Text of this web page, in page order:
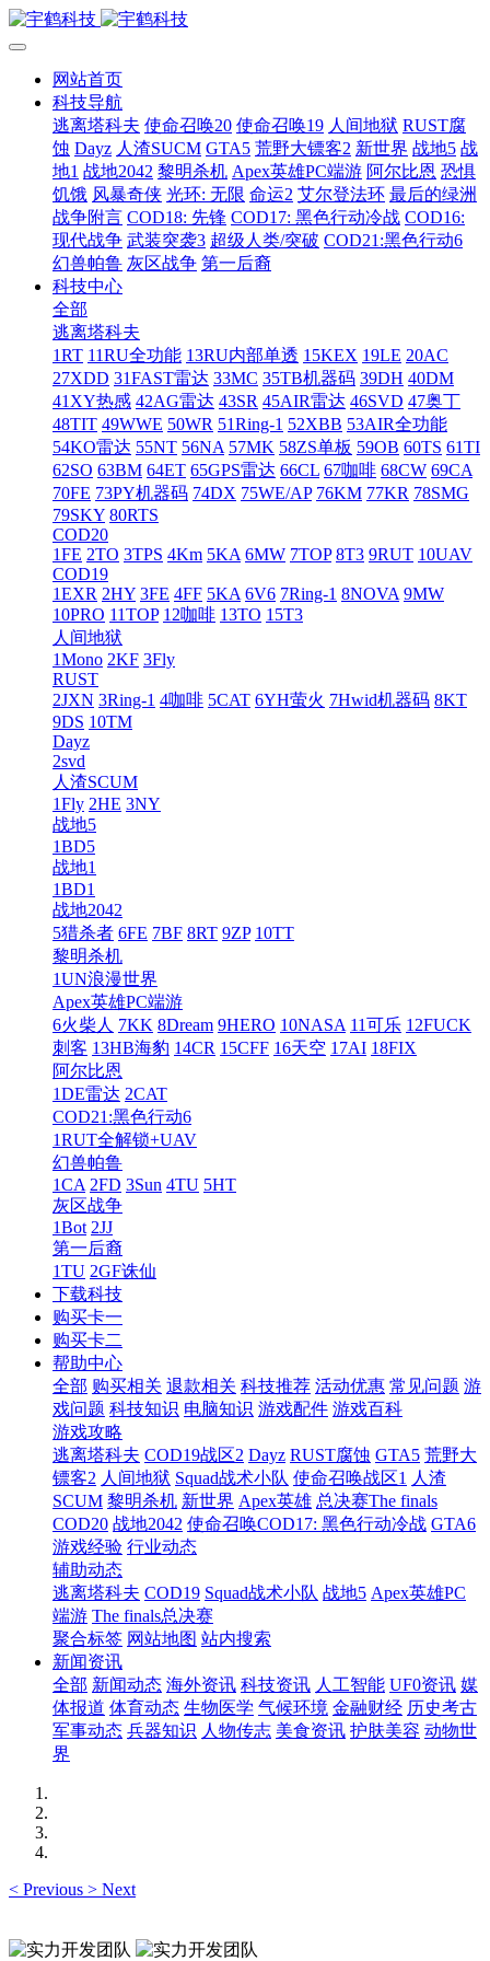
网站首页
科技导航
逃离塔科夫 使命召唤20 使命召唤19 人间地狱 RUST腐
蚀 Dayz 人渣SUCM GTA5 荒野大镖客2 新世界 战地5 战
地1 战地2042 黎明杀机 Apex英雄PC端游 阿尔比恩 恐惧
饥饿 风暴奇侠 光环: 无限 命运2 艾尔登法环 最后的绿洲
战争附言 COD18: 先锋 COD17: 黑色行动冷战 COD16:
现代战争 武装突袭3 超级人类/突破 COD21:黑色行动6
幻兽帕鲁 灰区战争 第一后裔
科技中心
全部
逃离塔科夫
1RT 11RU全功能 13RU内部单透 15KEX 19LE 20AC
27XDD 31FAST雷达 33MC 35TB机器码 39DH 40DM
41XY热感 42AG雷达 43SR 45AIR雷达 46SVD 47奥丁
48TIT 49WWE 50WR 51Ring-1 52XBB 53AIR全功能
54KO雷达 55NT 56NA 57MK 58ZS单板 59OB 60TS 61TI
62SO 63BM 64ET 65GPS雷达 66CL 67咖啡 68CW 69CA
70FE 73PY机器码 74DX 75WE/AP 76KM 77KR 78SMG
79SKY 80RTS
COD20
1FE 2TO 3TPS 4Km 5KA 6MW 7TOP 8T3 9RUT 10UAV
COD19
1EXR 2HY 3FE 4FF 5KA 6V6 7Ring-1 8NOVA 9MW
10PRO 11TOP 12咖啡 13TO 15T3
人间地狱
1Mono 2KF 3Fly
RUST
2JXN 3Ring-1 4咖啡 5CAT 6YH萤火 7Hwid机器码 8KT
9DS 10TM
Dayz
2svd
人渣SCUM
1Fly 2HE 3NY
战地5
1BD5
战地1
1BD1
战地2042
5猎杀者 6FE 7BF 8RT 9ZP 10TT
黎明杀机
1UN浪漫世界
Apex英雄PC端游
6火柴人 7KK 8Dream 9HERO 10NASA 11可乐 12FUCK
刺客 13HB海豹 14CR 15CFF 16天空 17AI 18FIX
阿尔比恩
1DE雷达 2CAT
COD21:黑色行动6
1RUT全解锁+UAV
幻兽帕鲁
1CA 2FD 3Sun 4TU 5HT
灰区战争
1Bot 2JJ
第一后裔
1TU 2GF诛仙
下载科技
购买卡一
购买卡二
帮助中心
全部 购买相关 退款相关 科技推荐 活动优惠 常见问题 游
戏问题 科技知识 电脑知识 游戏配件 游戏百科
游戏攻略
逃离塔科夫 COD19战区2 Dayz RUST腐蚀 GTA5 荒野大
镖客2 人间地狱 Squad战术小队 使命召唤战区1 人渣
SCUM 黎明杀机 新世界 Apex英雄 总决赛The finals
COD20 战地2042 使命召唤COD17: 黑色行动冷战 GTA6
游戏经验 行业动态
辅助动态
逃离塔科夫 COD19 Squad战术小队 战地5 Apex英雄PC
端游 The finals总决赛
聚合标签 网站地图 站内搜索
新闻资讯
全部 新闻动态 海外资讯 科技资讯 人工智能 UF0资讯 媒
体报道 体育动态 生物医学 气候环境 金融财经 历史考古
军事动态 兵器知识 人物传志 美食资讯 护肤美容 动物世
界
< Previous > Next